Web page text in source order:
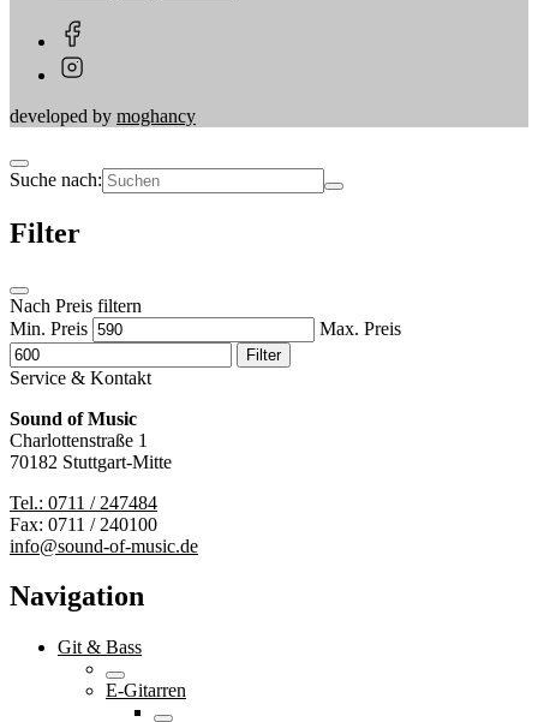
developed by moghancy
Suche nach:
Filter
Nach Preis filtern
Min. Preis
Max. Preis
Filter
Service & Kontakt
Sound of Music
Charlottenstraße 1
70182 Stuttgart-Mitte
Tel.: 0711 / 247484
Fax: 0711 / 240100
info@sound-of-music.de
Navigation
Git & Bass
E-Gitarren